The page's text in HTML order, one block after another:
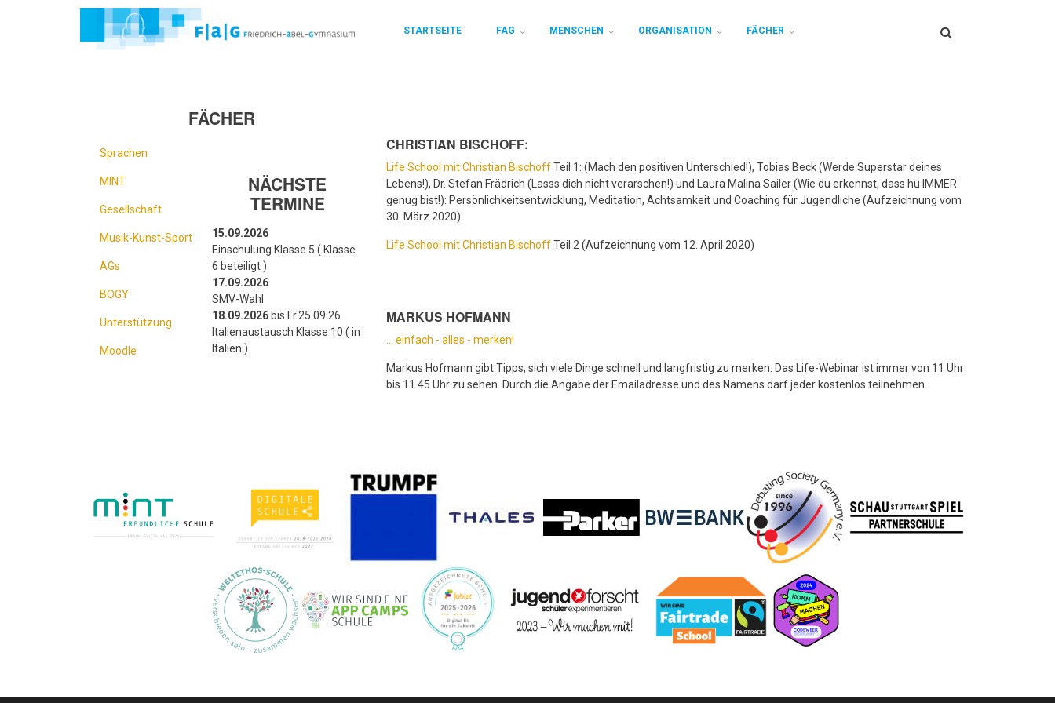
STARTSEITE FAG MENSCHEN ORGANISATION FÄCHER
CHRISTIAN BISCHOFF:
Life School mit Christian BischoffTeil 1: (Mach den positiven Unterschied!), Tobias Beck (Werde Superstar deines
Lebens!), Dr. Stefan Frädrich (Lasss dich nicht verarschen!) und Laura Malina Sailer (Wie du erkennst, dass hu IMMER
genug bist!): Persönlichkeitsentwicklung, Meditation, Achtsamkeit und Coaching für Jugendliche (Aufzeichnung vom
30. März 2020)
Life School mit Christian BischoffTeil 2 (Aufzeichnung vom 12. April 2020)
MARKUS HOFMANN
... einfach - alles - merken!
Markus Hofmann gibt Tipps, sich viele Dinge schnell und langfristig zu merken. Das Life-Webinar ist immer von 11 Uhr
bis 11.45 Uhr zu sehen. Durch die Angabe der Emailadresse und des Namens darf jeder kostenlos teilnehmen.
FÄCHER
Sprachen
MINT
Gesellschaft
Musik-Kunst-Sport
AGs
BOGY
Unterstützung
Moodle
NÄCHSTE
TERMINE
15.09.2026
Einschulung Klasse 5 ( Klasse
6 beteiligt )
17.09.2026
SMV-Wahl
18.09.2026 bis Fr.25.09.26
Italienaustausch Klasse 10 ( in
Italien )